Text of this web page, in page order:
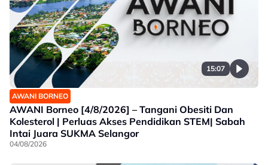
15:07
AWANI BORNEO
AWANI Borneo [4/8/2026] – Tangani Obesiti Dan
Kolesterol | Perluas Akses Pendidikan STEM| Sabah
Intai Juara SUKMA Selangor
04/08/2026